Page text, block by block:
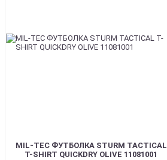
MIL-TEC ФУТБОЛКА STURM TACTICAL
T-SHIRT QUICKDRY OLIVE 11081001